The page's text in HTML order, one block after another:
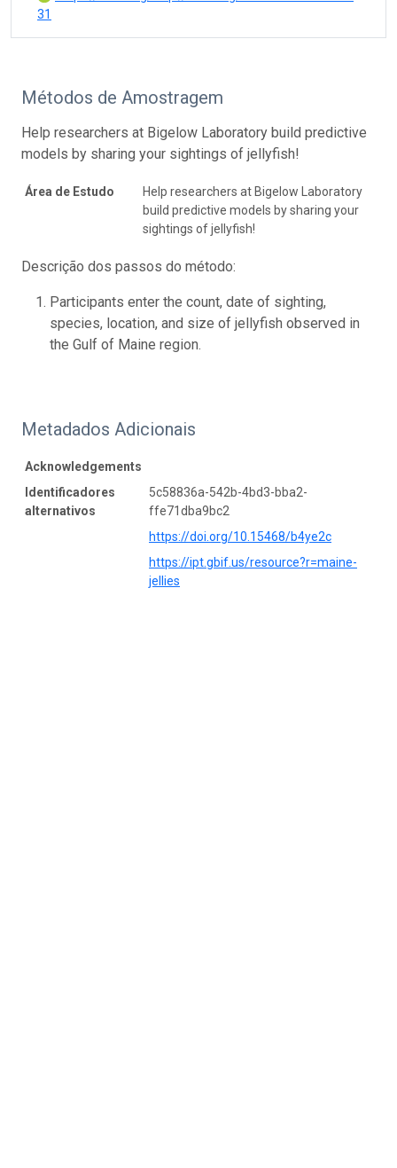
31
Métodos de Amostragem
Help researchers at Bigelow Laboratory build predictive
models by sharing your sightings of jellyfish!
Área de Estudo
Help researchers at Bigelow Laboratory
build predictive models by sharing your
sightings of jellyfish!
Descrição dos passos do método:
Participants enter the count, date of sighting,
species, location, and size of jellyfish observed in
the Gulf of Maine region.
Metadados Adicionais
Acknowledgements
Identificadores
alternativos
5c58836a-542b-4bd3-bba2-
ffe71dba9bc2
https://doi.org/10.15468/b4ye2c
https://ipt.gbif.us/resource?r=maine-
jellies